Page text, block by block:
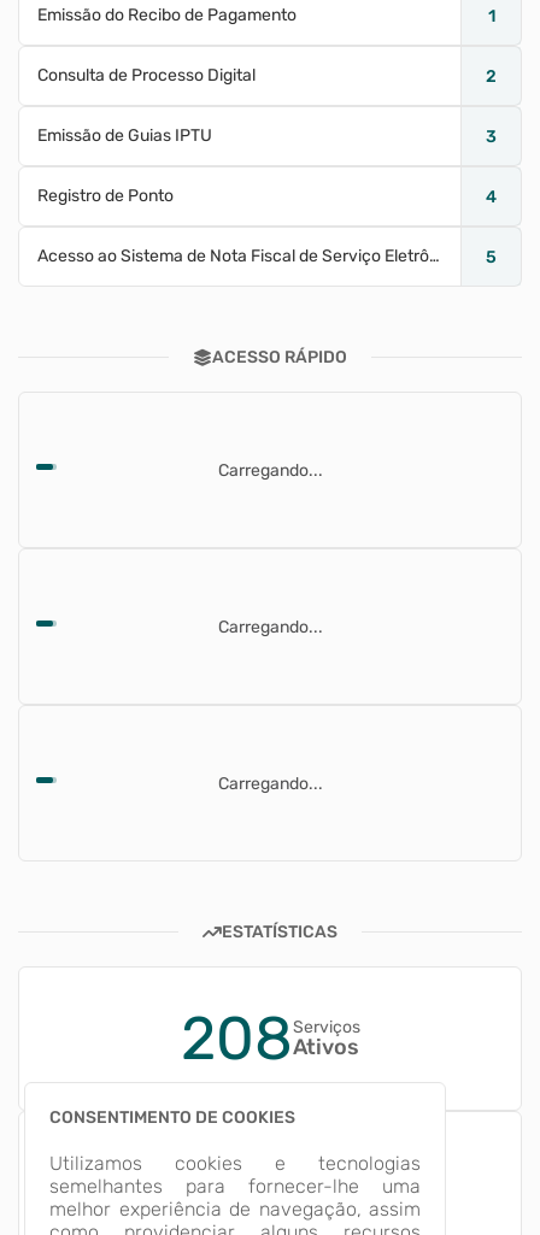
CONSENTIMENTO DE COOKIES
Utilizamos cookies e tecnologias
semelhantes para fornecer-lhe uma
melhor experiência de navegação, assim
Emissão do Recibo de Pagamento 1
Consulta de Processo Digital 2
Emissão de Guias IPTU 3
Registro de Ponto 4
Acesso ao Sistema de Nota Fiscal de Serviço Eletrônica 5
ACESSO RÁPIDO
Carregando...
Carregando...
Carregando...
ESTATÍSTICAS
208Serviços
Ativos
2% Serviços
Informativos